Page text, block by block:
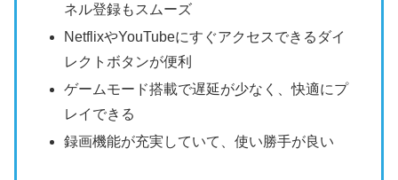
ネル登録もスムーズ
NetflixやYouTubeにすぐアクセスできるダイ
レクトボタンが便利
ゲームモード搭載で遅延が少なく、快適にプ
レイできる
録画機能が充実していて、使い勝手が良い